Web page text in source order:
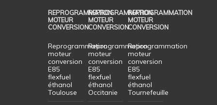
REPROGRAMMATION
MOTEUR
CONVERSION
Reprogrammation
moteur
conversion
E85
flexfuel
éthanol
Toulouse
REPROGRAMMATION
MOTEUR
CONVERSION
Reprogrammation
moteur
conversion
E85
flexfuel
éthanol
Occitanie
REPROGRAMMATION
MOTEUR
CONVERSION
Reprogrammation
moteur
conversion
E85
flexfuel
éthanol
Tournefeuille